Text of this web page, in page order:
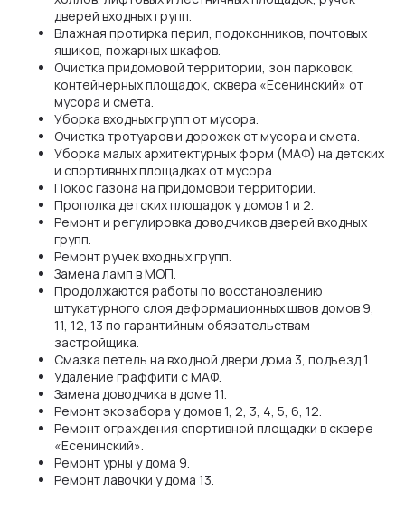
дверей входных групп.
Влажная протирка перил, подоконников, почтовых
ящиков, пожарных шкафов.
Очистка придомовой территории, зон парковок,
контейнерных площадок, сквера «Есенинский» от
мусора и смета.
Уборка входных групп от мусора.
Очистка тротуаров и дорожек от мусора и смета.
Уборка малых архитектурных форм (МАФ) на детских
и спортивных площадках от мусора.
Покос газона на придомовой территории.
Прополка детских площадок у домов 1 и 2.
Ремонт и регулировка доводчиков дверей входных
групп.
Ремонт ручек входных групп.
Замена ламп в МОП.
Продолжаются работы по восстановлению
штукатурного слоя деформационных швов домов 9,
11, 12, 13 по гарантийным обязательствам
застройщика.
Смазка петель на входной двери дома 3, подъезд 1.
Удаление граффити с МАФ.
Замена доводчика в доме 11.
Ремонт экозабора у домов 1, 2, 3, 4, 5, 6, 12.
Ремонт ограждения спортивной площадки в сквере
«Есенинский».
Ремонт урны у дома 9.
Ремонт лавочки у дома 13.